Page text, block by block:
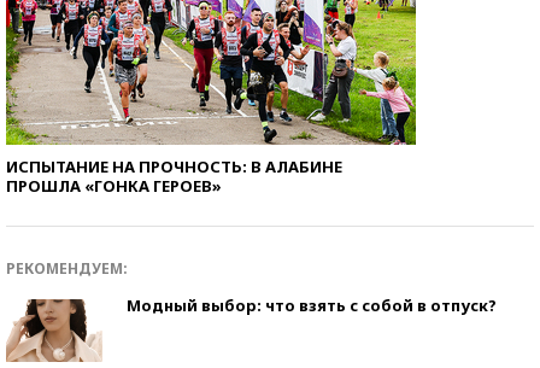
ИСПЫТАНИЕ НА ПРОЧНОСТЬ: В АЛАБИНЕ
ПРОШЛА «ГОНКА ГЕРОЕВ»
РЕКОМЕНДУЕМ:
Модный выбор: что взять с собой в отпуск?